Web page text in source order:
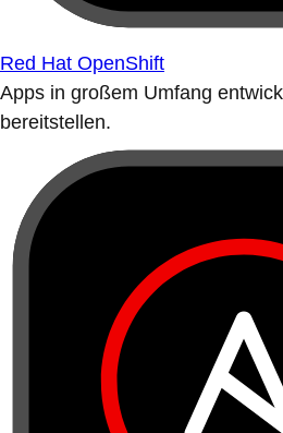
Red Hat OpenShift
Apps in großem Umfang
bereitstellen.